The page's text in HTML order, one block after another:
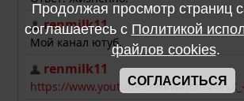
Продолжая просмотр страниц
соглашаетесь с Политикой
файлов cookies.
СОГЛАСИТЬСЯ